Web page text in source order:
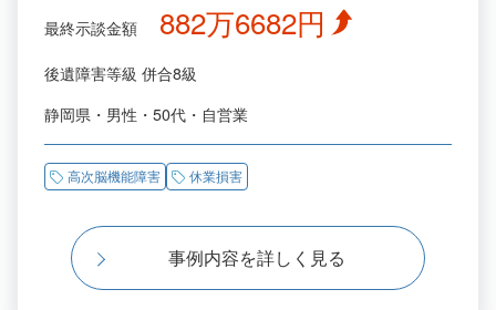
最終示談金額 882万6682円
後遺障害等級 併合8級
静岡県
男性 50代 自営業
高次脳機能障害 休業損害
事例内容を詳しく見る